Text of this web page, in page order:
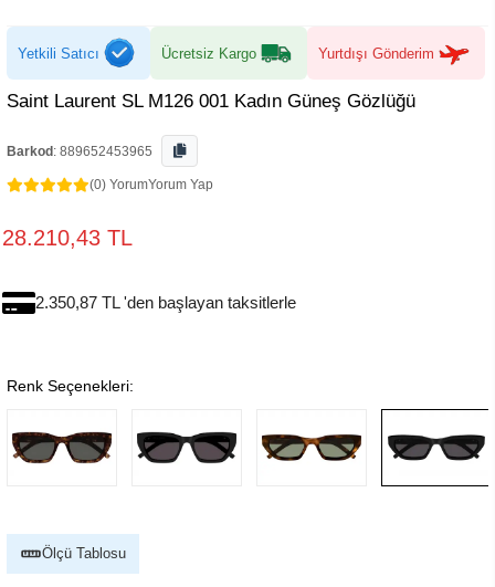
Yetkili Satıcı Ücretsiz Kargo Yurtdışı Gönderim
Saint Laurent SL M126 001 Kadın Güneş Gözlüğü
Barkod : 889652453965
(0) YorumYorum Yap
28.210,43 TL
2.350,87 TL 'den başlayan taksitlerle
Renk Seçenekleri:
Ölçü Tablosu